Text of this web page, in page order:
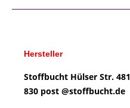
Hersteller
Stoffbucht Hülser Str. 481
830 post @stoffbucht.de